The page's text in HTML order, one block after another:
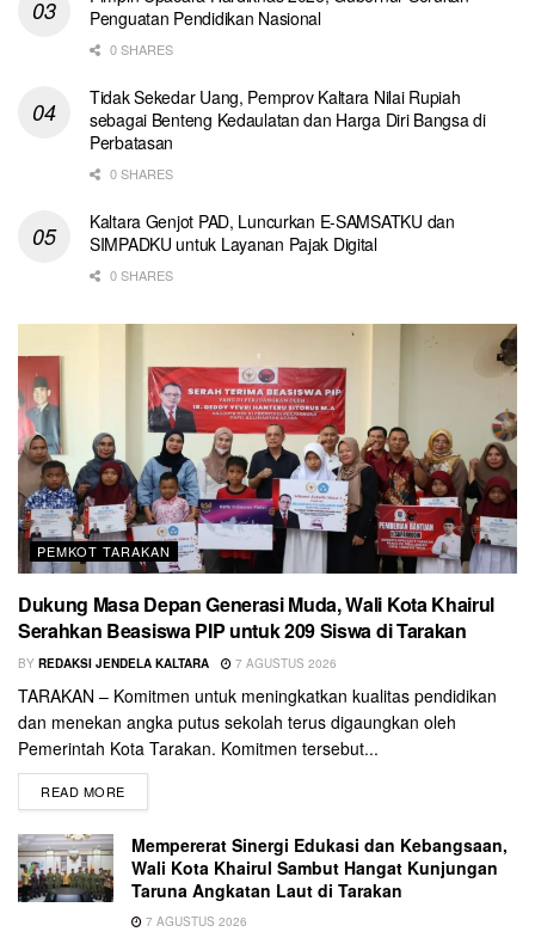
Penguatan Pendidikan Nasional
0 SHARES
Tidak Sekedar Uang, Pemprov Kaltara Nilai Rupiah
sebagai Benteng Kedaulatan dan Harga Diri Bangsa di
Perbatasan
0 SHARES
Kaltara Genjot PAD, Luncurkan E-SAMSATKU dan
SIMPADKU untuk Layanan Pajak Digital
0 SHARES
PEMKOT TARAKAN
Dukung Masa Depan Generasi Muda, Wali Kota Khairul
Serahkan Beasiswa PIP untuk 209 Siswa di Tarakan
BY REDAKSI JENDELA KALTARA 7 AGUSTUS 2026
TARAKAN – Komitmen untuk meningkatkan kualitas pendidikan
dan menekan angka putus sekolah terus digaungkan oleh
Pemerintah Kota Tarakan. Komitmen tersebut...
READ MORE
Mempererat Sinergi Edukasi dan Kebangsaan,
Wali Kota Khairul Sambut Hangat Kunjungan
Taruna Angkatan Laut di Tarakan
7 AGUSTUS 2026